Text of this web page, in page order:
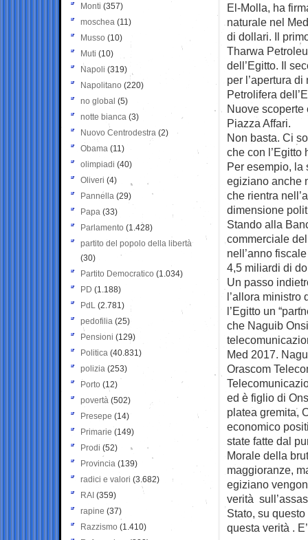
El-Molla, ha
naturale nel
di dollari. Il
Tharwa
dell’Egitto. Il
per l’apertura
Petrolifera
Nuove scoperte
Piazza Affari.
Non basta. Ci
che con l’Egitto
Per esempio,
egiziano anche
che rientra
dimensione
Stando alla
commerciale
nell’anno
4,5 miliardi di
Un passo
l’allora ministro
l’Egitto un
che Naguib
Med 2017.
Orascom
ed è figlio di
platea gremita,
economico
state fatte dal
Morale della
maggioranze,
egiziano
verità
Stato, su
questa verità .
Monti (357)
moschea (11)
Musso (10)
Muti (10)
Napoli (319)
Napolitano (220)
no global (5)
notte bianca (3)
Nuovo Centrodestra (2)
Obama (11)
olimpiadi (40)
Oliveri (4)
Pannella (29)
Papa (33)
Parlamento (1.428)
partito del popolo della libertà
(30)
Partito Democratico (1.034)
PD (1.188)
PdL (2.781)
pedofilia (25)
Pensioni (129)
Politica (40.831)
polizia (253)
Porto (12)
povertà (502)
Presepe (14)
Primarie (149)
Prodi (52)
Provincia (139)
radici e valori (3.682)
RAI (359)
rapine (37)
Razzismo (1.410)